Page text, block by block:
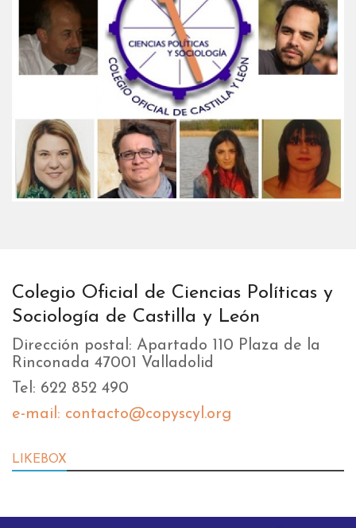
Colegio Oficial de Ciencias Políticas y
Sociología de Castilla y León
Dirección postal: Apartado 110 Plaza de la
Rinconada 47001 Valladolid
Tel: 622 852 490
e-mail: contacto@copyscyl.org
LIKEBOX